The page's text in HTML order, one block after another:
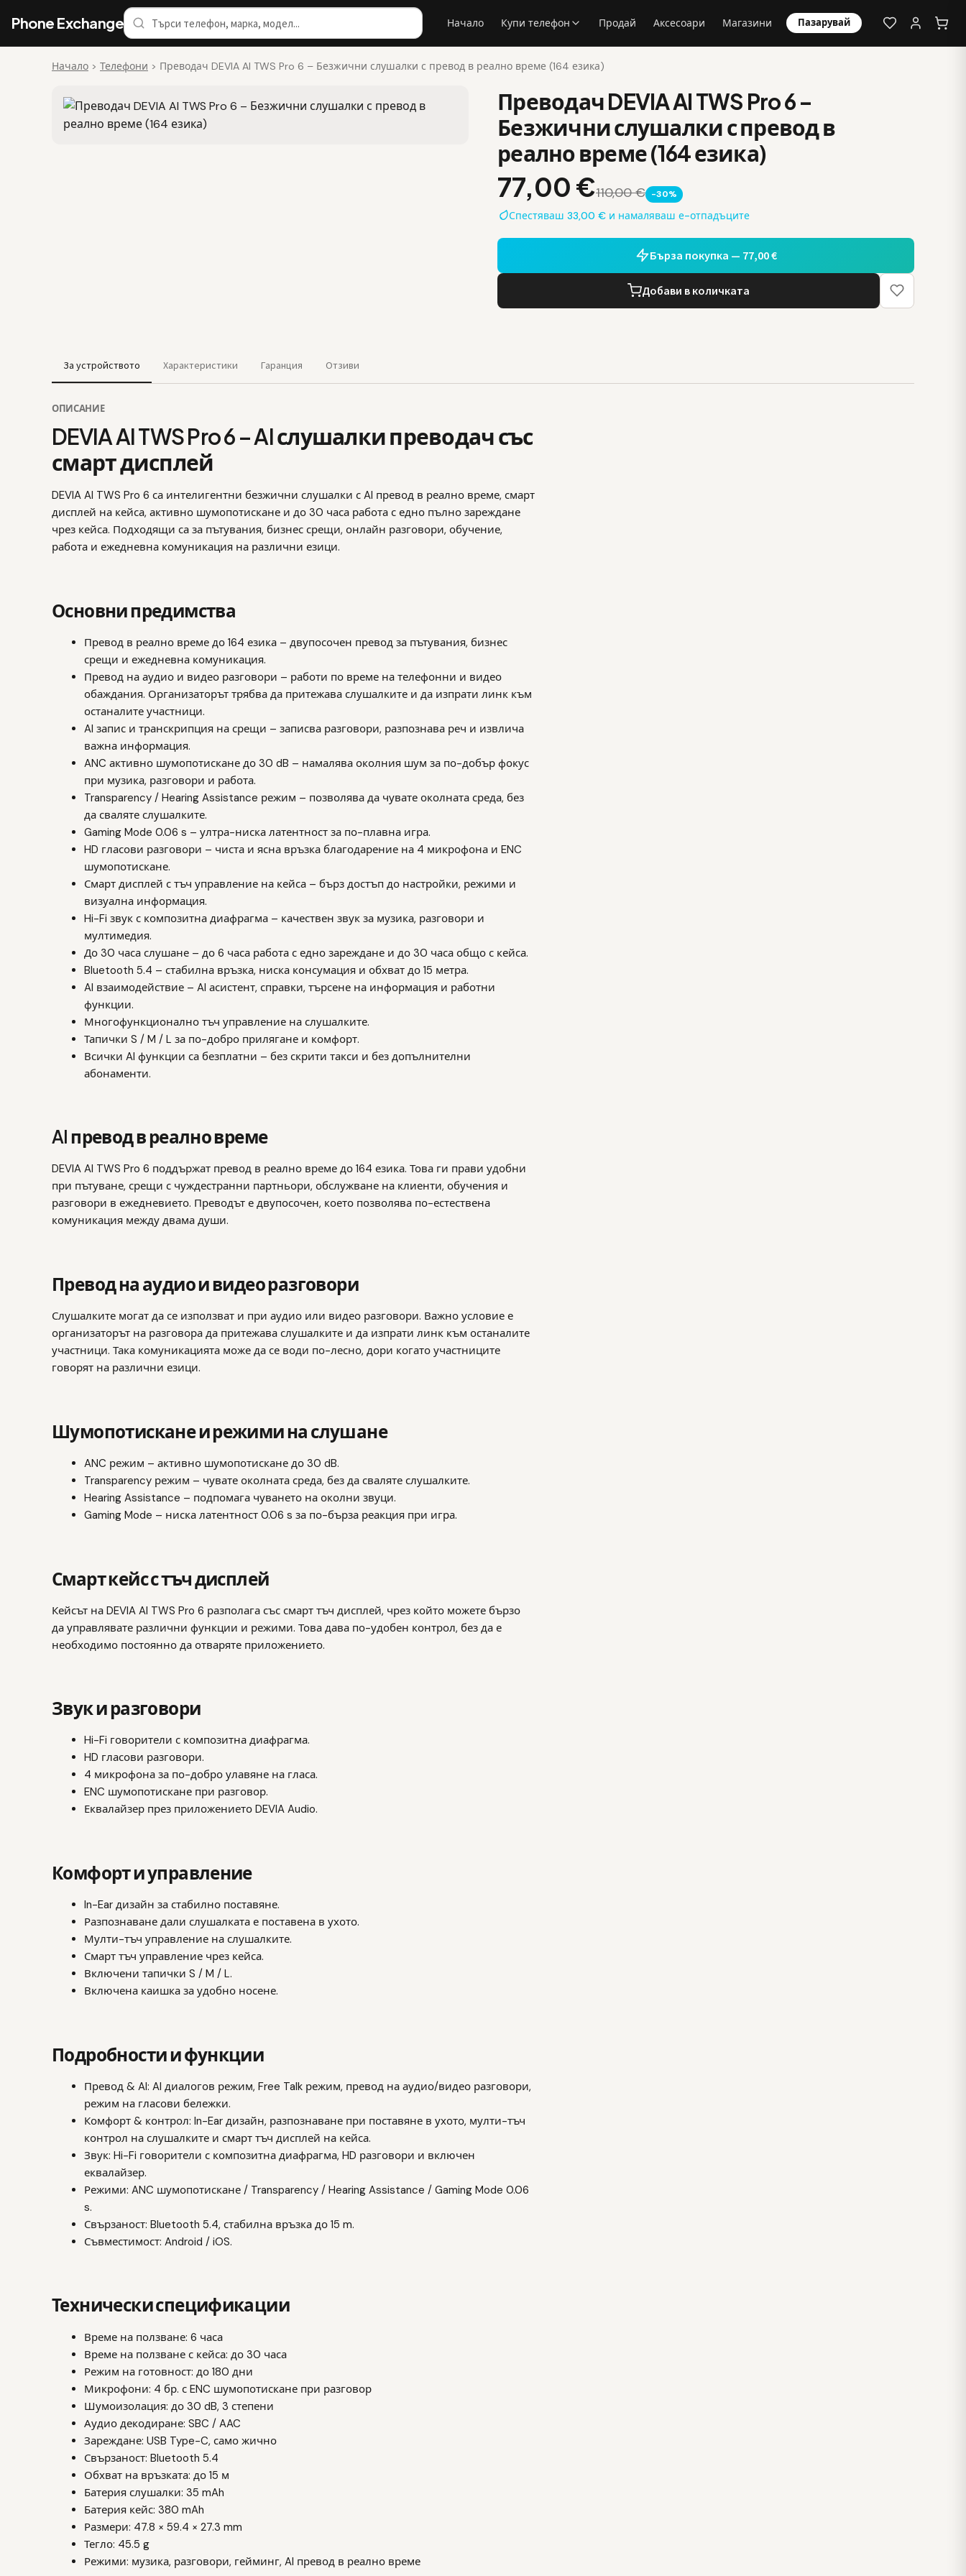
Phone Exchange Начало Купи телефон Продай Аксесоари Магазини Пазарувай
Начало > Телефони > Преводач DEVIA AI TWS Pro 6 – Безжични слушалки с превод в реално време (164 езика)
Преводач DEVIA AI TWS Pro 6 –
Безжични слушалки с превод в
реално време (164 езика)
77,00 €110,00 € -30%
Спестяваш 33,00 € и намаляваш е-отпадъците
Бърза покупка — 77,00 €
Добави в количката
За устройството Характеристики Гаранция Отзиви
ОПИСАНИЕ
DEVIA AI TWS Pro 6 – AI слушалки преводач със
смарт дисплей
DEVIA AI TWS Pro 6 са интелигентни безжични слушалки с AI превод в реално време, смарт
дисплей на кейса, активно шумопотискане и до 30 часа работа с едно пълно зареждане
чрез кейса. Подходящи са за пътувания, бизнес срещи, онлайн разговори, обучение,
работа и ежедневна комуникация на различни езици.
Основни предимства
Превод в реално време до 164 езика – двупосочен превод за пътувания, бизнес
срещи и ежедневна комуникация.
Превод на аудио и видео разговори – работи по време на телефонни и видео
обаждания. Организаторът трябва да притежава слушалките и да изпрати линк към
останалите участници.
AI запис и транскрипция на срещи – записва разговори, разпознава реч и извлича
важна информация.
ANC активно шумопотискане до 30 dB – намалява околния шум за по-добър фокус
при музика, разговори и работа.
Transparency / Hearing Assistance режим – позволява да чувате околната среда, без
да сваляте слушалките.
Gaming Mode 0.06 s – ултра-ниска латентност за по-плавна игра.
HD гласови разговори – чиста и ясна връзка благодарение на 4 микрофона и ENC
шумопотискане.
Смарт дисплей с тъч управление на кейса – бърз достъп до настройки, режими и
визуална информация.
Hi-Fi звук с композитна диафрагма – качествен звук за музика, разговори и
мултимедия.
До 30 часа слушане – до 6 часа работа с едно зареждане и до 30 часа общо с кейса.
Bluetooth 5.4 – стабилна връзка, ниска консумация и обхват до 15 метра.
AI взаимодействие – AI асистент, справки, търсене на информация и работни
функции.
Многофункционално тъч управление на слушалките.
Тапички S / M / L за по-добро прилягане и комфорт.
Всички AI функции са безплатни – без скрити такси и без допълнителни
абонаменти.
AI превод в реално време
DEVIA AI TWS Pro 6 поддържат превод в реално време до 164 езика. Това ги прави удобни
при пътуване, срещи с чуждестранни партньори, обслужване на клиенти, обучения и
разговори в ежедневието. Преводът е двупосочен, което позволява по-естествена
комуникация между двама души.
Превод на аудио и видео разговори
Слушалките могат да се използват и при аудио или видео разговори. Важно условие е
организаторът на разговора да притежава слушалките и да изпрати линк към останалите
участници. Така комуникацията може да се води по-лесно, дори когато участниците
говорят на различни езици.
Шумопотискане и режими на слушане
ANC режим – активно шумопотискане до 30 dB.
Transparency режим – чувате околната среда, без да сваляте слушалките.
Hearing Assistance – подпомага чуването на околни звуци.
Gaming Mode – ниска латентност 0.06 s за по-бърза реакция при игра.
Смарт кейс с тъч дисплей
Кейсът на DEVIA AI TWS Pro 6 разполага със смарт тъч дисплей, чрез който можете бързо
да управлявате различни функции и режими. Това дава по-удобен контрол, без да е
необходимо постоянно да отваряте приложението.
Звук и разговори
Hi-Fi говорители с композитна диафрагма.
HD гласови разговори.
4 микрофона за по-добро улавяне на гласа.
ENC шумопотискане при разговор.
Еквалайзер през приложението DEVIA Audio.
Комфорт и управление
In-Ear дизайн за стабилно поставяне.
Разпознаване дали слушалката е поставена в ухото.
Мулти-тъч управление на слушалките.
Смарт тъч управление чрез кейса.
Включени тапички S / M / L.
Включена каишка за удобно носене.
Подробности и функции
Превод & AI: AI диалогов режим, Free Talk режим, превод на аудио/видео разговори,
режим на гласови бележки.
Комфорт & контрол: In-Ear дизайн, разпознаване при поставяне в ухото, мулти-тъч
контрол на слушалките и смарт тъч дисплей на кейса.
Звук: Hi-Fi говорители с композитна диафрагма, HD разговори и включен
еквалайзер.
Режими: ANC шумопотискане / Transparency / Hearing Assistance / Gaming Mode 0.06
s.
Свързаност: Bluetooth 5.4, стабилна връзка до 15 m.
Съвместимост: Android / iOS.
Технически спецификации
Време на ползване: 6 часа
Време на ползване с кейса: до 30 часа
Режим на готовност: до 180 дни
Микрофони: 4 бр. с ENC шумопотискане при разговор
Шумоизолация: до 30 dB, 3 степени
Аудио декодиране: SBC / AAC
Зареждане: USB Type-C, само жично
Свързаност: Bluetooth 5.4
Обхват на връзката: до 15 м
Батерия слушалки: 35 mAh
Батерия кейс: 380 mAh
Размери: 47.8 × 59.4 × 27.3 mm
Тегло: 45.5 g
Режими: музика, разговори, гейминг, AI превод в реално време